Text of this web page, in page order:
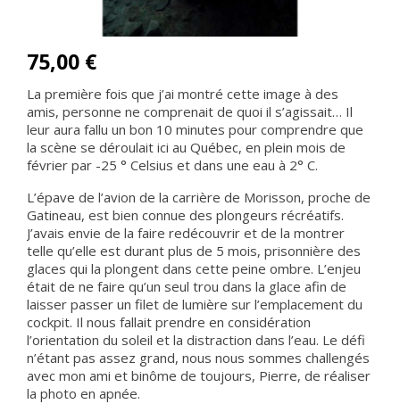
75,00 €
La première fois que j’ai montré cette image à des
amis, personne ne comprenait de quoi il s’agissait… Il
leur aura fallu un bon 10 minutes pour comprendre que
la scène se déroulait ici au Québec, en plein mois de
février par -25 ° Celsius et dans une eau à 2° C.
L’épave de l’avion de la carrière de Morisson, proche de
Gatineau, est bien connue des plongeurs récréatifs.
J’avais envie de la faire redécouvrir et de la montrer
telle qu’elle est durant plus de 5 mois, prisonnière des
glaces qui la plongent dans cette peine ombre. L’enjeu
était de ne faire qu’un seul trou dans la glace afin de
laisser passer un filet de lumière sur l’emplacement du
cockpit. Il nous fallait prendre en considération
l’orientation du soleil et la distraction dans l’eau. Le défi
n’étant pas assez grand, nous nous sommes challengés
avec mon ami et binôme de toujours, Pierre, de réaliser
la photo en apnée.